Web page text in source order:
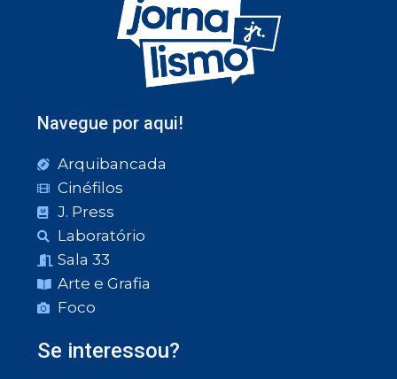
Navegue por aqui!
Arquibancada
Cinéfilos
J. Press
Laboratório
Sala 33
Arte e Grafia
Foco
Se interessou?